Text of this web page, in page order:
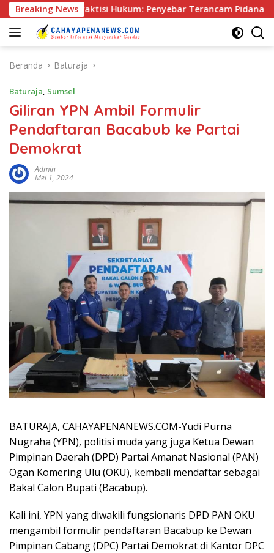
Langsung
ke
konten
Breaking News
Praktisi Hukum: Penyebar Terancam Pidana Rapat
Beranda Baturaja
Baturaja, Sumsel
Giliran YPN Ambil Formulir
Pendaftaran Bacabub ke Partai
Demokrat
Admin
Mei 1, 2024
BATURAJA, CAHAYAPENANEWS.COM-Yudi Purna
Nugraha (YPN), politisi muda yang juga Ketua Dewan
Pimpinan Daerah (DPD) Partai Amanat Nasional (PAN)
Ogan Komering Ulu (OKU), kembali mendaftar sebagai
Bakal Calon Bupati (Bacabup).
Kali ini, YPN yang diwakili fungsionaris DPD PAN OKU
mengambil formulir pendaftaran Bacabup ke Dewan
Pimpinan Cabang (DPC) Partai Demokrat di Kantor DPC